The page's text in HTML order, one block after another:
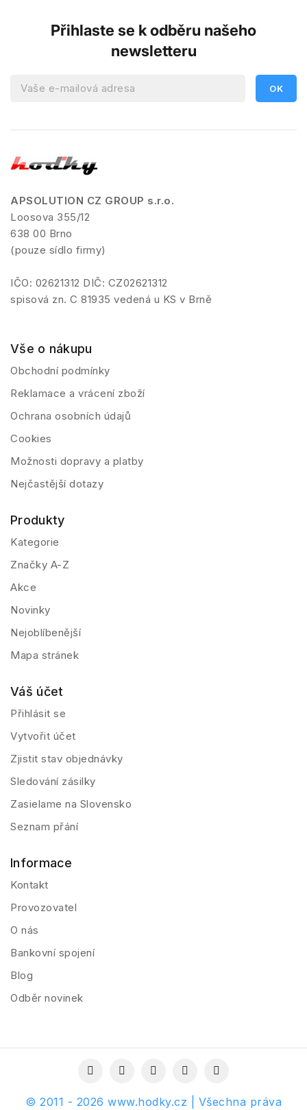
Přihlaste se k odběru našeho
newsletteru
APSOLUTION CZ GROUP s.r.o.
Loosova 355/12
638 00 Brno
(pouze sídlo firmy)
IČO: 02621312 DIČ: CZ02621312
spisová zn. C 81935 vedená u KS v Brně
Vše o nákupu
Obchodní podmínky
Reklamace a vrácení zboží
Ochrana osobních údajů
Cookies
Možnosti dopravy a platby
Nejčastější dotazy
Produkty
Kategorie
Značky A-Z
Akce
Novinky
Nejoblíbenější
Mapa stránek
Váš účet
Přihlásit se
Vytvořit účet
Zjistit stav objednávky
Sledování zásilky
Zasielame na Slovensko
Seznam přání
Informace
Kontakt
Provozovatel
O nás
Bankovní spojení
Blog
Odběr novinek
© 2011 - 2026 www.hodky.cz | Všechna práva